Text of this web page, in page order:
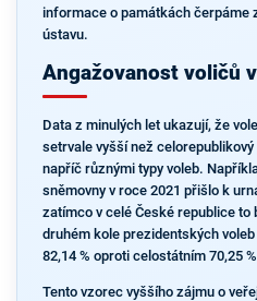
informace o památkách čerpáme
ústavu.
Angažovanost voličů
Data z minulých let ukazují, že
setrvale vyšší než
napříč různými typy voleb.
sněmovny v roce 2021 přišlo k
zatímco v celé České republice to
druhém kole prezidentských
82,14 % oproti celostátním 70,25
Tento vzorec vyššího zájmu o